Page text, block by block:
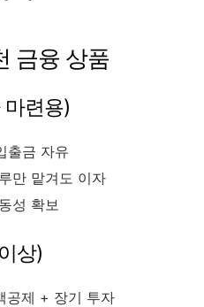
금융 상품
마련용)
출금 자유
만 맡겨도 이자
성 확보
상)
공제 + 장기 투자